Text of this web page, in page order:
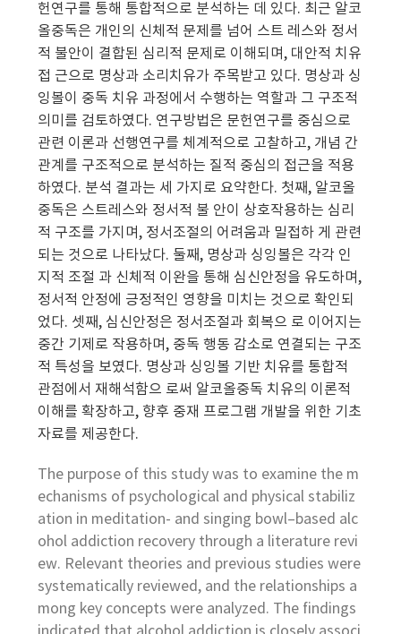
헌연구를 통해 통합적으로 분석하는 데 있다. 최근 알코
올중독은 개인의 신체적 문제를 넘어 스트 레스와 정서
적 불안이 결합된 심리적 문제로 이해되며, 대안적 치유
접 근으로 명상과 소리치유가 주목받고 있다. 명상과 싱
잉볼이 중독 치유 과정에서 수행하는 역할과 그 구조적
의미를 검토하였다. 연구방법은 문헌연구를 중심으로
관련 이론과 선행연구를 체계적으로 고찰하고, 개념 간
관계를 구조적으로 분석하는 질적 중심의 접근을 적용
하였다. 분석 결과는 세 가지로 요약한다. 첫째, 알코올
중독은 스트레스와 정서적 불 안이 상호작용하는 심리
적 구조를 가지며, 정서조절의 어려움과 밀접하 게 관련
되는 것으로 나타났다. 둘째, 명상과 싱잉볼은 각각 인
지적 조절 과 신체적 이완을 통해 심신안정을 유도하며,
정서적 안정에 긍정적인 영향을 미치는 것으로 확인되
었다. 셋째, 심신안정은 정서조절과 회복으 로 이어지는
중간 기제로 작용하며, 중독 행동 감소로 연결되는 구조
적 특성을 보였다. 명상과 싱잉볼 기반 치유를 통합적
관점에서 재해석함으 로써 알코올중독 치유의 이론적
이해를 확장하고, 향후 중재 프로그램 개발을 위한 기초
자료를 제공한다.
The purpose of this study was to examine the m
echanisms of psychological and physical stabiliz
ation in meditation- and singing bowl–based alc
ohol addiction recovery through a literature revi
ew. Relevant theories and previous studies were
systematically reviewed, and the relationships a
mong key concepts were analyzed. The findings